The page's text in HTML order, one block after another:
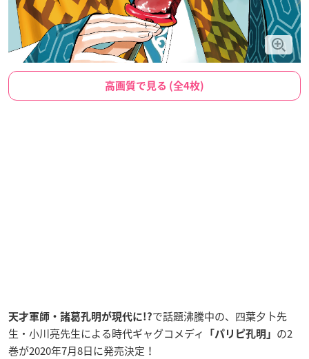
高画質で見る (全4枚)
天才軍師・諸葛孔明が現代に!?で話題沸騰中の、四葉夕卜先
生・小川亮先生による時代ギャグコメディ
「パリピ孔明」 の2
巻が2020年7月8日に発売決定！